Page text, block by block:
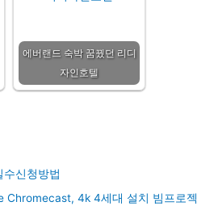
에버랜드 숙박 꿈꿨던 리디
자인호텔
신청방법
Chromecast, 4k 4세대 설치 빔프로젝